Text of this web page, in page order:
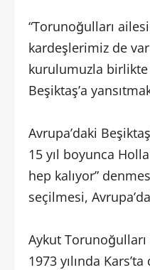
“Torunoğulları
kardeşlerimiz de
kurulumuzla birlikte
Beşiktaş’a
Avrupa’daki
15 yıl boyunca
hep kalıyor”
seçilmesi,
Aykut
1973 yılında